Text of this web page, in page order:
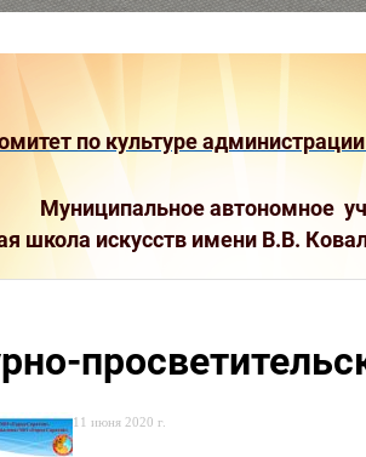
по культуре
Муниципальное автономное
школа искусств имени В.В.
11 июня 2020 г.